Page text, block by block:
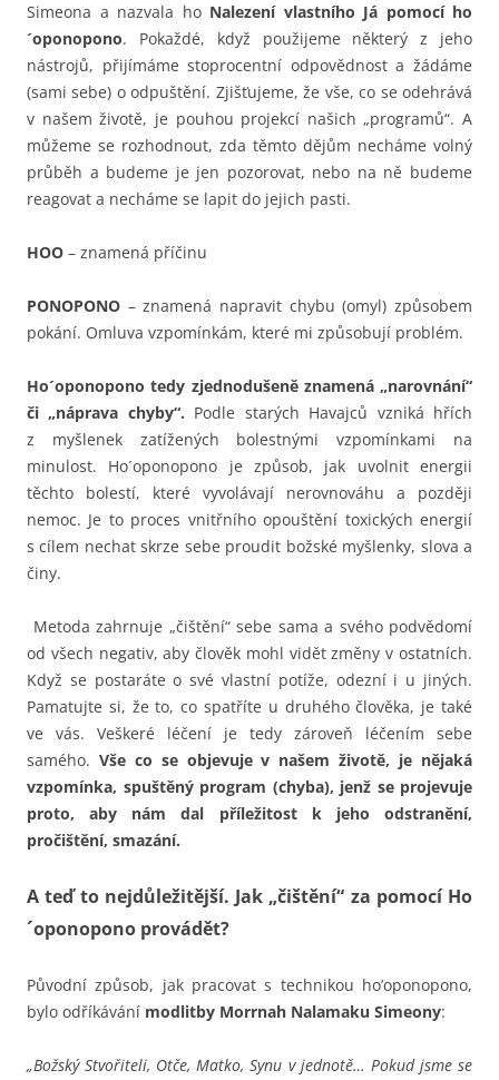
Simeona a nazvala ho Nalezení vlastního Já pomocí ho
´oponopono. Pokaždé, když použijeme některý z jeho
nástrojů, přijímáme stoprocentní odpovědnost a žádáme
(sami sebe) o odpuštění. Zjišťujeme, že vše, co se odehrává
v našem životě, je pouhou projekcí našich „programů“. A
můžeme se rozhodnout, zda těmto dějům necháme volný
průběh a budeme je jen pozorovat, nebo na ně budeme
reagovat a necháme se lapit do jejich pasti.
HOO – znamená příčinu
PONOPONO – znamená napravit chybu (omyl) způsobem
pokání. Omluva vzpomínkám, které mi způsobují problém.
Ho´oponopono tedy zjednodušeně znamená „narovnání“
či „náprava chyby“. Podle starých Havajců vzniká hřích
z myšlenek zatížených bolestnými vzpomínkami na
minulost. Ho´oponopono je způsob, jak uvolnit energii
těchto bolestí, které vyvolávají nerovnováhu a později
nemoc. Je to proces vnitřního opouštění toxických energií
s cílem nechat skrze sebe proudit božské myšlenky, slova a
činy.
Metoda zahrnuje „čištění“ sebe sama a svého podvědomí
od všech negativ, aby člověk mohl vidět změny v ostatních.
Když se postaráte o své vlastní potíže, odezní i u jiných.
Pamatujte si, že to, co spatříte u druhého člověka, je také
ve vás. Veškeré léčení je tedy zároveň léčením sebe
samého. Vše co se objevuje v našem životě, je nějaká
vzpomínka, spuštěný program (chyba), jenž se projevuje
proto, aby nám dal příležitost k jeho odstranění,
pročištění, smazání.
A teď to nejdůležitější. Jak „čištění“ za pomocí Ho
´oponopono provádět?
Původní způsob, jak pracovat s technikou ho’oponopono,
bylo odříkávání modlitby Morrnah Nalamaku Simeony:
„Božský Stvořiteli, Otče, Matko, Synu v jednotě… Pokud jsme se